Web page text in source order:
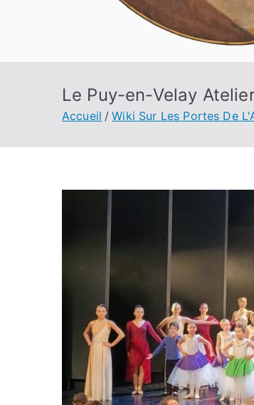
Le Puy-en-Velay
Accueil Wiki Sur Les Portes De